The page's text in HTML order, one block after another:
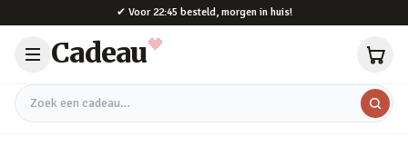
✔ Voor 22:45 besteld, morgen in huis!
Cadeau
Zoek een cadeau